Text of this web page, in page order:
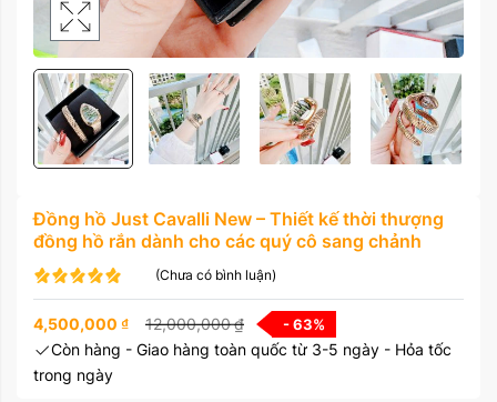
Đồng hồ Just Cavalli New – Thiết kế thời thượng
đồng hồ rắn dành cho các quý cô sang chảnh
(Chưa có bình luận)
4,500,000 ₫ 12,000,000₫ - 63%
Còn hàng - Giao hàng toàn quốc từ 3-5 ngày - Hỏa tốc
trong ngày